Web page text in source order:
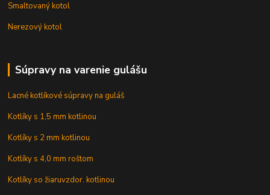
Smaltovaný kotol
Nerezový kotol
Súpravy na varenie gulášu
Lacné kotlíkové súpravy na guláš
Kotlíky s 1,5 mm kotlinou
Kotlíky s 2 mm kotlinou
Kotlíky s 4,0 mm roštom
Kotlíky so žiaruvzdor. kotlinou